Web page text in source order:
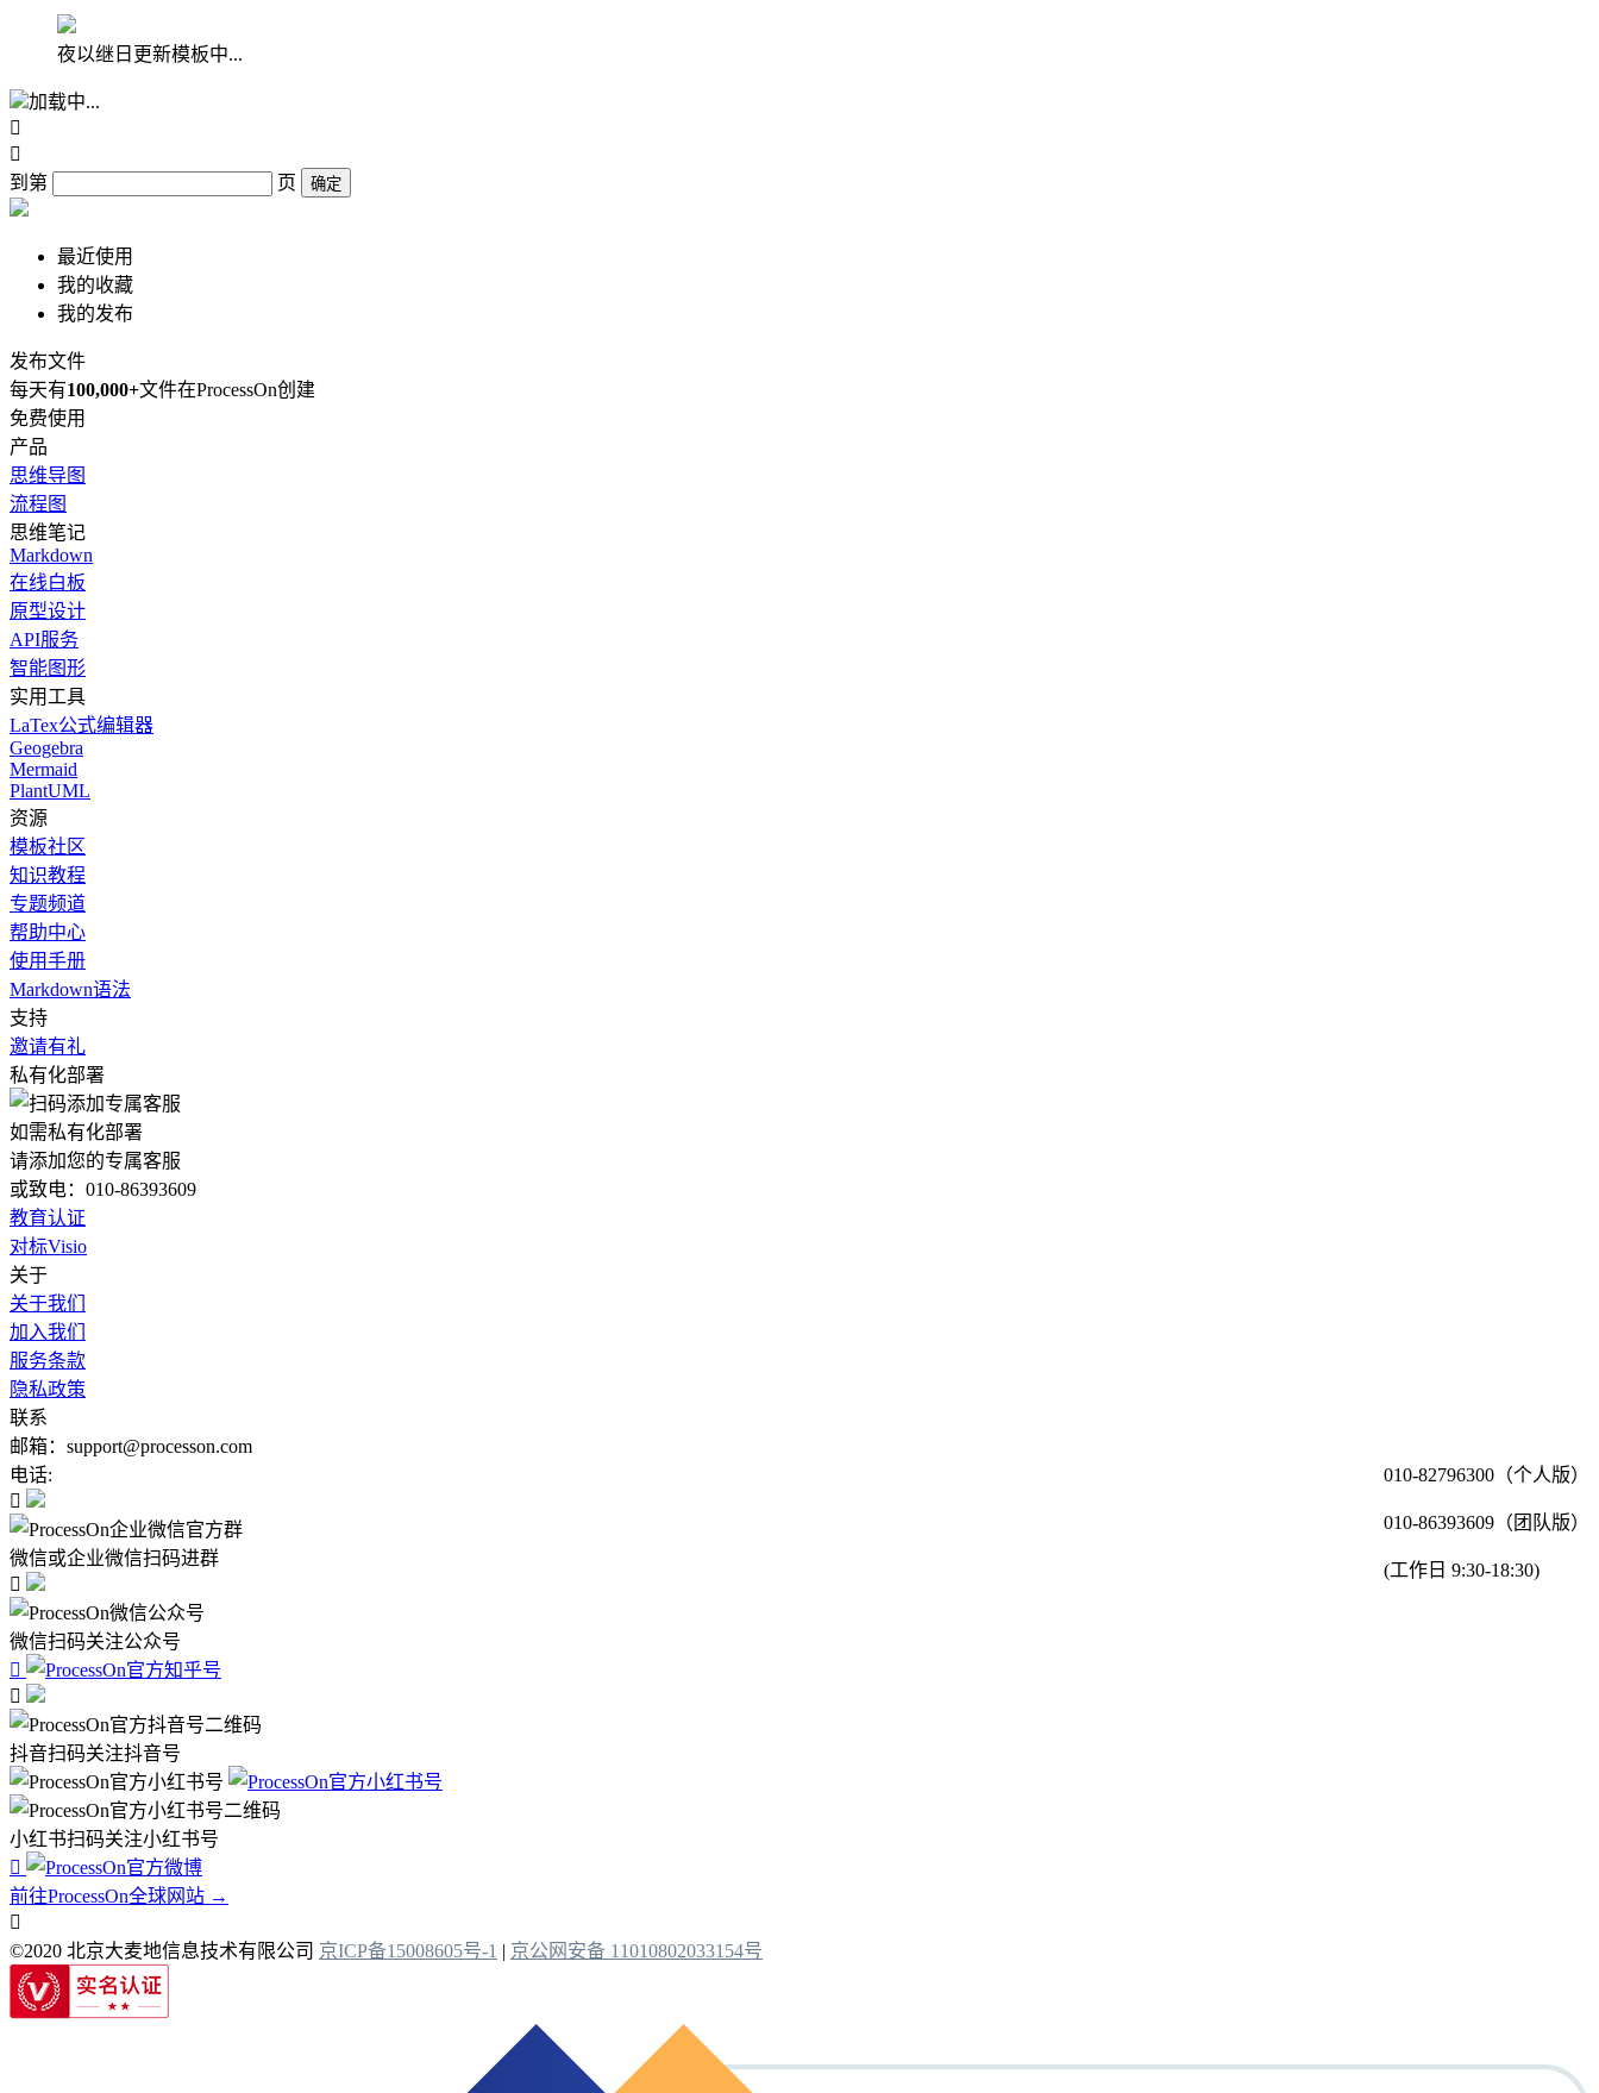
夜以继日更新模板中...
加载中...


到第
页 确定
最近使用
我的收藏
我的发布
发布文件
每天有100,000+文件在ProcessOn创建
免费使用
产品
思维导图
流程图
思维笔记
Markdown
在线白板
原型设计
API服务
智能图形
实用工具
LaTex公式编辑器
Geogebra
Mermaid
PlantUML
资源
模板社区
知识教程
专题频道
帮助中心
使用手册
Markdown语法
支持
邀请有礼
私有化部署
如需私有化部署
请添加您的专属客服
或致电：010-86393609
教育认证
对标Visio
关于
关于我们
加入我们
服务条款
隐私政策
联系
邮箱：support@processon.com
电话:
010-82796300（个人版）
010-86393609（团队版）
(工作日 9:30-18:30)

微信或企业微信扫码进群

微信扫码关注公众号


抖音扫码关注抖音号
小红书扫码关注小红书号

前往ProcessOn全球网站 →

©2020 北京大麦地信息技术有限公司 京ICP备15008605号-1 | 京公网安备 11010802033154号